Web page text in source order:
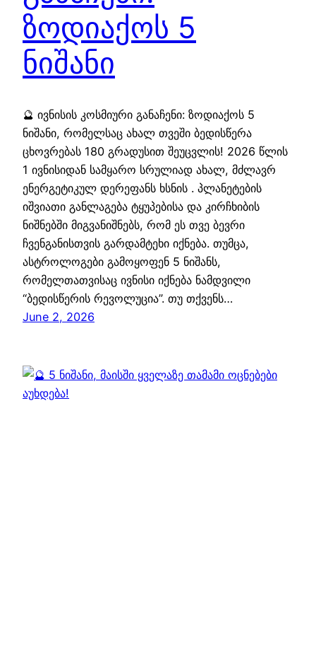
ზოდიაქოს 5
ნიშანი
🔮 ივნისის კოსმიური განაჩენი: ზოდიაქოს 5
ნიშანი, რომელსაც ახალ თვეში ბედისწერა
ცხოვრებას 180 გრადუსით შეუცვლის! 2026 წლის
1 ივნისიდან სამყარო სრულიად ახალ, მძლავრ
ენერგეტიკულ დერეფანს ხსნის . პლანეტების
იშვიათი განლაგება ტყუპებისა და კირჩხიბის
ნიშნებში მიგვანიშნებს, რომ ეს თვე ბევრი
ჩვენგანისთვის გარდამტეხი იქნება. თუმცა,
ასტროლოგები გამოყოფენ 5 ნიშანს,
რომელთათვისაც ივნისი იქნება ნამდვილი
“ბედისწერის რევოლუცია”. თუ თქვენს…
June 2, 2026